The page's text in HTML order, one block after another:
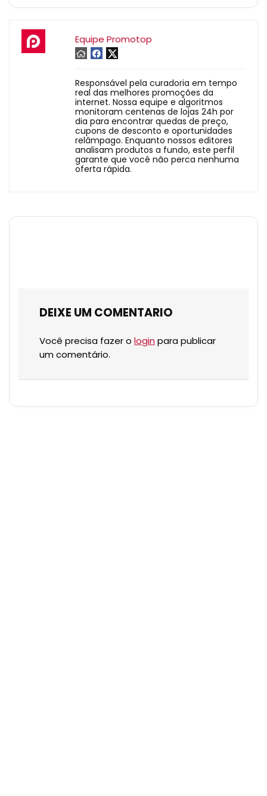
Equipe Promotop
Responsável pela curadoria em tempo
real das melhores promoções da
internet. Nossa equipe e algoritmos
monitoram centenas de lojas 24h por
dia para encontrar quedas de preço,
cupons de desconto e oportunidades
relâmpago. Enquanto nossos editores
analisam produtos a fundo, este perfil
garante que você não perca nenhuma
oferta rápida.
DEIXE UM COMENTARIO
Você precisa fazer o login para publicar
um comentário.